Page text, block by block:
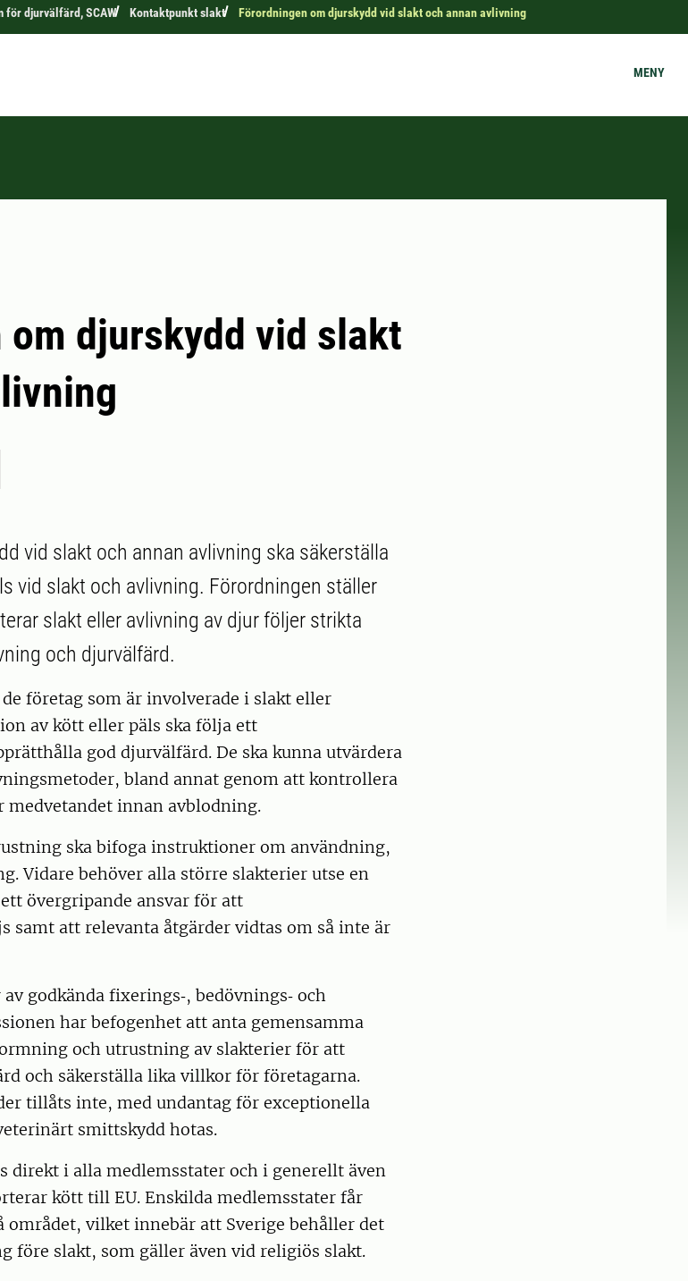
för djurvälfärd, SCAW Kontaktpunkt slakt Förordningen om djurskydd vid slakt och annan avlivning
MENY
om djurskydd vid slakt
vid slakt och annan avlivning ska säkerställa
vid slakt och avlivning. Förordningen ställer
slakt eller avlivning av djur följer strikta
och djurvälfärd.
företag som är involverade i slakt eller
av kött eller päls ska följa ett
god djurvälfärd. De ska kunna utvärdera
bland annat genom att kontrollera
medvetandet innan avblodning.
ska bifoga instruktioner om användning,
Vidare behöver alla större slakterier utse en
övergripande ansvar för att
samt att relevanta åtgärder vidtas om så inte är
godkända fixerings‐, bedövnings‐ och
har befogenhet att anta gemensamma
och utrustning av slakterier för att
och säkerställa lika villkor för företagarna.
tillåts inte, med undantag för exceptionella
smittskydd hotas.
direkt i alla medlemsstater och i generellt även
kött till EU. Enskilda medlemsstater får
området, vilket innebär att Sverige behåller det
före slakt, som gäller även vid religiös slakt.